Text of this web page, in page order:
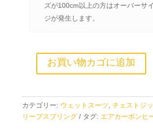
ズが100cm以上の方はオーバーサ
ジが発生します。
お買い物カゴに追加
カテゴリー: ウェットスーツ, チェストジ
リーブスプリング
タグ: エアカーボンヒ